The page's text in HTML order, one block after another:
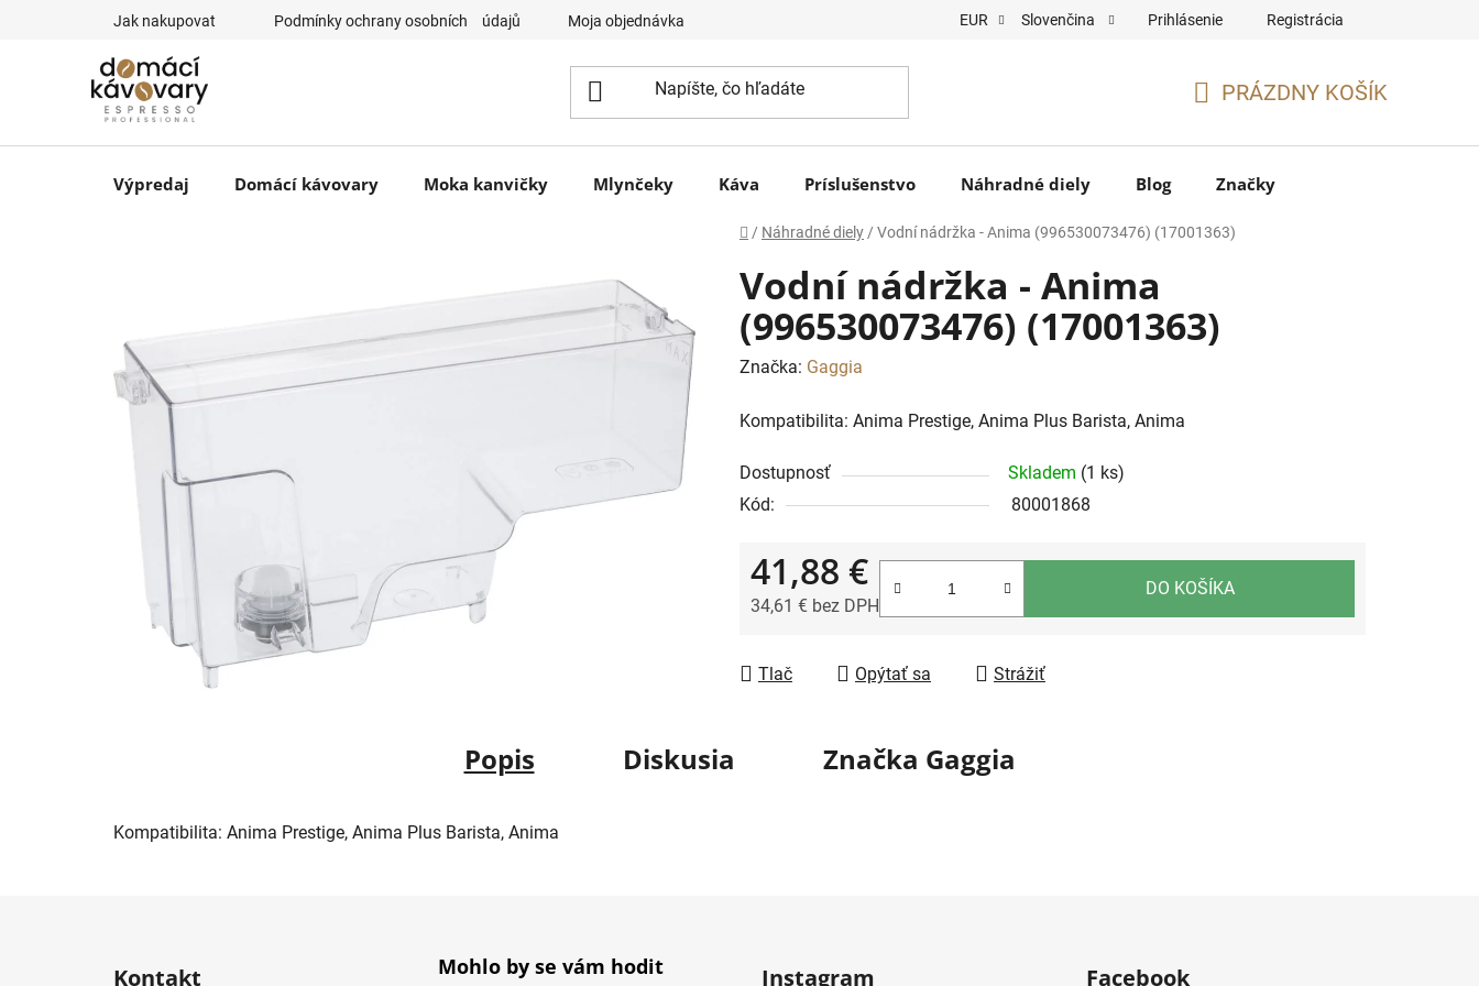
Jak nakupovat ⠀Podmínky ochrany osobních ⠀údajů Moja objednávka EUR Slovenčina Prihlásenie Registrácia
KOŠÍK
PRÁZDNY KOŠÍK
Výpredaj Domácí kávovary Moka kanvičky Mlynčeky Káva Príslušenstvo Náhradné diely Blog Značky
Domov
/ Náhradné diely / Vodní nádržka - Anima (996530073476) (17001363)
Vodní nádržka - Anima
(996530073476) (17001363)
Značka: Gaggia
Kompatibilita: Anima Prestige, Anima Plus Barista, Anima
Dostupnosť Skladem (1 ks)
Kód:
80001868
41,88 €
34,61 € bez DPH
DO KOŠÍKA
Tlač Opýtať sa Strážiť
Popis Diskusia Značka Gaggia
Kompatibilita: Anima Prestige, Anima Plus Barista, Anima
Kontakt Mohlo by se vám hodit Instagram Facebook